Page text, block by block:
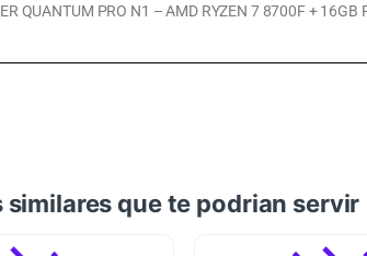
QUANTUM PRO N1 – AMD RYZEN 7 8700F + 16GB
similares que te podrian servir